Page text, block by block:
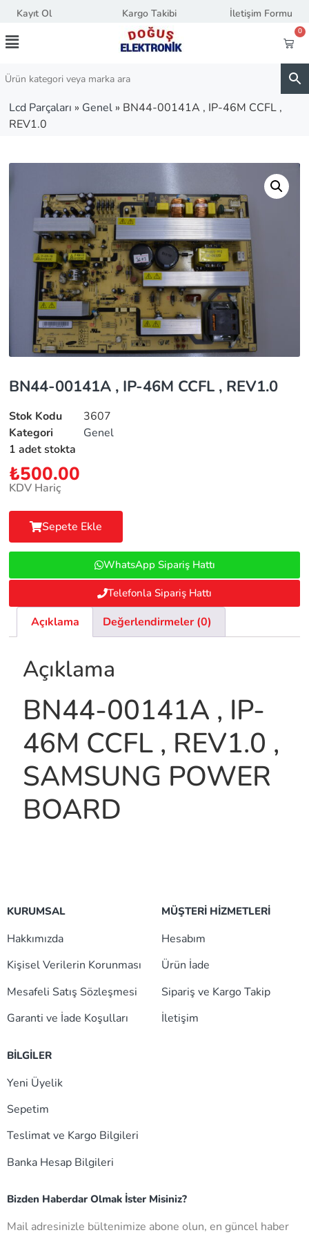
Kayıt Ol Kargo Takibi İletişim Formu
0
Lcd Parçaları » Genel » BN44-00141A , IP-46M CCFL ,
REV1.0
BN44-00141A , IP-46M CCFL , REV1.0
Stok Kodu
3607
Kategori
Genel
1 adet stokta
₺500.00
KDV Hariç
Sepete Ekle
WhatsApp Sipariş Hattı
Telefonla Sipariş Hattı
Açıklama Değerlendirmeler (0)
Açıklama
BN44-00141A , IP-
46M CCFL , REV1.0 ,
SAMSUNG POWER
BOARD
KURUMSAL
Hakkımızda
Kişisel Verilerin Korunması
Mesafeli Satış Sözleşmesi
Garanti ve İade Koşulları
MÜŞTERİ HİZMETLERİ
Hesabım
Ürün İade
Sipariş ve Kargo Takip
İletişim
BİLGİLER
Yeni Üyelik
Sepetim
Teslimat ve Kargo Bilgileri
Banka Hesap Bilgileri
Bizden Haberdar Olmak İster Misiniz?
Mail adresinizle bültenimize abone olun, en güncel haber